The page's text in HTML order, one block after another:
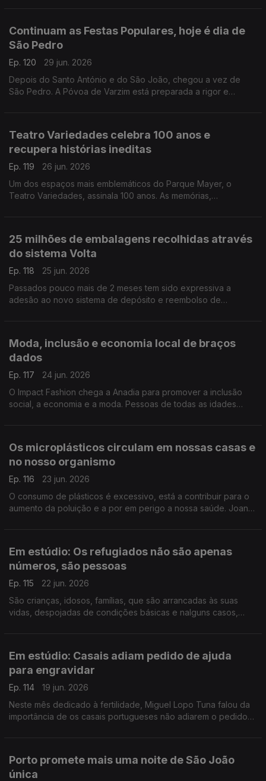
Continuam as Festas Populares, hoje é dia de
São Pedro
Ep. 120
29 jun. 2026
Depois do Santo António e do São João, chegou a vez de
São Pedro. A Póvoa de Varzim está preparada a rigor e
Teatro Variedades celebra 100 anos e
recupera histórias ineditas
Ep. 119
26 jun. 2026
Um dos espaços mais emblemáticos do Parque Mayer, o
Teatro Variedades, assinala 100 anos. As memórias,
25 milhões de embalagens recolhidas através
do sistema Volta
Ep. 118
25 jun. 2026
Passados pouco mais de 2 meses tem sido expressiva a
adesão ao novo sistema de depósito e reembolso de
Moda, inclusão e economia local de braços
dados
Ep. 117
24 jun. 2026
O Impact Fashion chega a Anadia para promover a inclusão
social, a economia e a moda. Pessoas de todas as idades
Os microplásticos circulam em nossas casas e
no nosso organismo
Ep. 116
23 jun. 2026
O consumo de plásticos é excessivo, está a contribuir para o
aumento da poluição e a por em perigo a nossa saúde. Joana
Em estúdio: Os refugiados não são apenas
números, são pessoas
Ep. 115
22 jun. 2026
São crianças, idosos, famílias, que são arrancadas às suas
vidas, despojadas de condições básicas e nalguns casos,
Em estúdio: Casais adiam pedido de ajuda
para engravidar
Ep. 114
19 jun. 2026
Neste mês dedicado à fertilidade, Miguel Lopo Tuna falou da
importância de os casais portugueses não adiarem o pedido
Porto promete mais uma noite de São João
única